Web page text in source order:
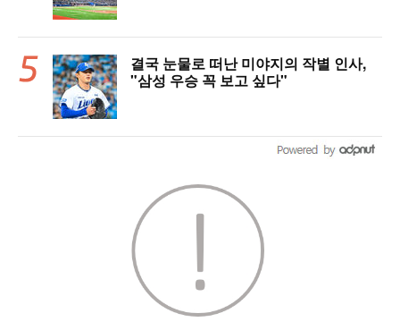
결국 눈물로 떠난 미야지의 작별 인사,
"삼성 우승 꼭 보고 싶다"